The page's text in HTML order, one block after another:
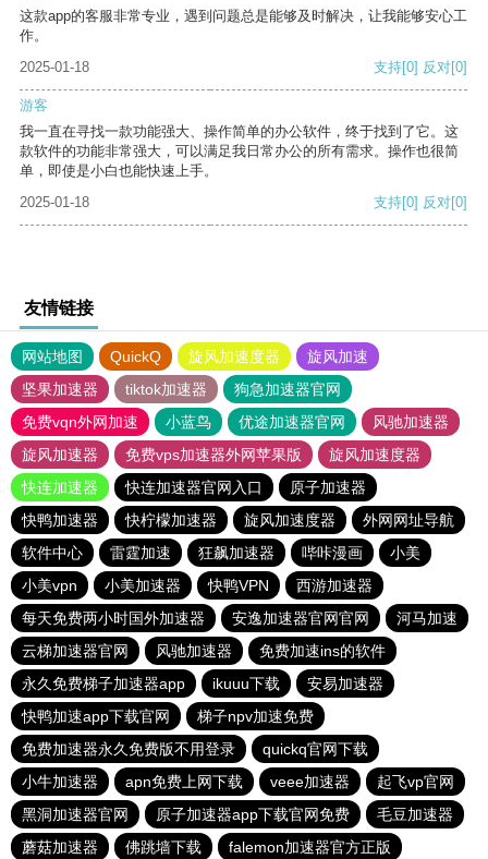
这款app的客服非常专业，遇到问题总是能够及时解决，让我能够安心工
作。
2025-01-18
支持[0] 反对[0]
游客
我一直在寻找一款功能强大、操作简单的办公软件，终于找到了它。这
款软件的功能非常强大，可以满足我日常办公的所有需求。操作也很简
单，即使是小白也能快速上手。
2025-01-18
支持[0] 反对[0]
友情链接
网站地图 QuickQ 旋风加速度器
旋风加速
坚果加速器
tiktok加速器
狗急加速器官网
免费vqn外网加速
小蓝鸟 优途加速器官网
风驰加速器
旋风加速器
免费vps加速器外网苹果版
旋风加速度器
快连加速器
快连加速器官网入口
原子加速器
快鸭加速器
快柠檬加速器 旋风加速度器
外网网址导航
软件中心
雷霆加速 狂飙加速器 哔咔漫画
小美
小美vpn
小美加速器 快鸭VPN
西游加速器
每天免费两小时国外加速器
安逸加速器官网官网
河马加速
云梯加速器官网
风驰加速器
免费加速ins的软件
永久免费梯子加速器app
ikuuu下载
安易加速器
快鸭加速app下载官网
梯子npv加速免费
免费加速器永久免费版不用登录
quickq官网下载
小牛加速器
apn免费上网下载 veee加速器
起飞vp官网
黑洞加速器官网
原子加速器app下载官网免费
毛豆加速器
蘑菇加速器
佛跳墙下载 falemon加速器官方正版